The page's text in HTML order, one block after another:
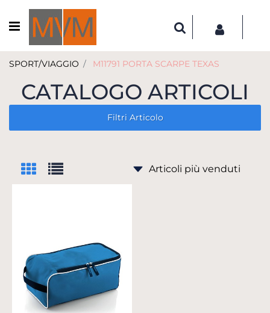
Open menu
SPORT/VIAGGIO M11791 PORTA SCARPE TEXAS
CATALOGO ARTICOLI
Filtri Articolo